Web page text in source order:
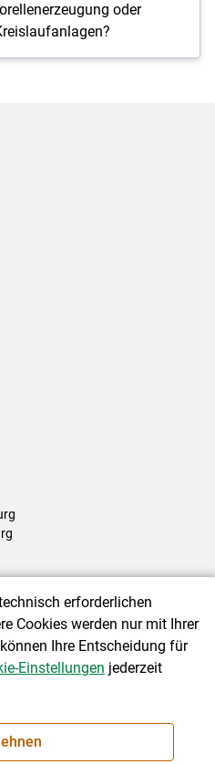
oder
|Barrierefreiheit|
erforderlichen
Cookies werden nur mit Ihrer
Ihre Entscheidung für
Einstellungen jederzeit